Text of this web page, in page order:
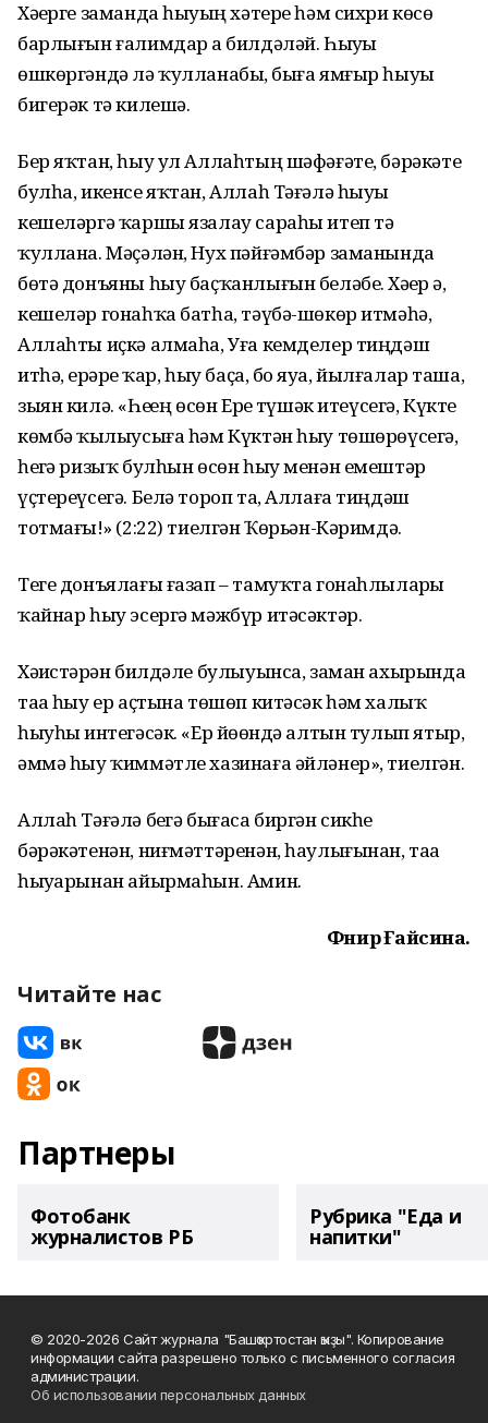
Хәҙерге заманда һыуҙың хәтере һәм сихри көсө
барлығын ғалимдар ҙа билдәләй. Һыуҙы
өшкөргәндә лә ҡулланабыҙ, быға ямғыр һыуы
бигерәк тә килешә.
Бер яҡтан, һыу ул Аллаһтың шәфәғәте, бәрәкәте
булһа, икенсе яҡтан, Аллаһ Тәғәлә һыуҙы
кешеләргә ҡаршы язалау сараһы итеп тә
ҡуллана. Мәҫәлән, Нух пәйғәмбәр заманында
бөтә донъяны һыу баҫҡанлығын беләбеҙ. Хәҙер ҙә,
кешеләр гонаһҡа батһа, тәүбә-шөкөр итмәһә,
Аллаһты иҫкә алмаһа, Уға кемделер тиңдәш
итһә, ерҙәрҙе ҡар, һыу баҫа, боҙ яуа, йылғалар таша,
зыян килә. «Һеҙҙең өсөн Ерҙе түшәк итеүсегә, Күкте
көмбәҙ ҡылыусыға һәм Күктән һыу төшөрөүсегә,
һеҙгә ризыҡ булһын өсөн һыу менән емештәр
үҫтереүсегә. Белә тороп та, Аллаға тиңдәш
тотмағыҙ!» (2:22) тиелгән Ҡөрьән-Кәримдә.
Теге донъялағы ғазап – тамуҡта гонаһлыларҙы
ҡайнар һыу эсергә мәжбүр итәсәктәр.
Хәҙистәрҙән билдәле булыуынса, заман ахырында
таҙа һыу ер аҫтына төшөп китәсәк һәм халыҡ
һыуһыҙ интегәсәк. «Ер йөҙөндә алтын тулып ятыр,
әммә һыу ҡиммәтле хазинаға әйләнер», тиелгән.
Аллаһ Тәғәлә беҙгә бығаса биргән сикһеҙ
бәрәкәтенән, ниғмәттәренән, һаулығынан, таҙа
һыуҙарынан айырмаһын. Амин.
Фәнирә Ғайсина.
Читайте нас
Партнеры
Фотобанк
журналистов РБ
Рубрика "Еда и
напитки"
© 2020-2026 Сайт журнала "Башҡортостан ҡыҙы". Копирование
информации сайта разрешено только с письменного согласия
администрации.
Об использовании персональных данных